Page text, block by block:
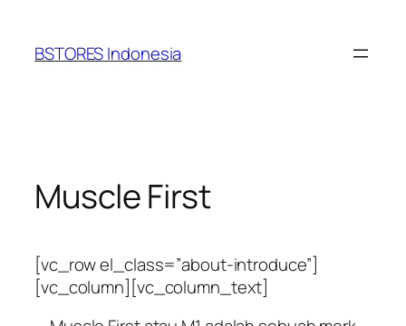
konten
BSTORES Indonesia
Muscle First
[vc_row el_class=”about-introduce”]
[vc_column][vc_column_text]